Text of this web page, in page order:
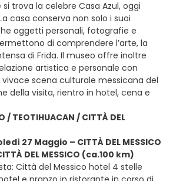
trova la celebre Casa Azul, oggi
casa conserva non solo i suoi
oggetti personali, fotografie e
di comprendere l’arte, la
di Frida. Il museo offre inoltre
artistica e personale con
vivace scena culturale messicana del
della visita, rientro in hotel, cena e
/ TEOTIHUACAN / CITTÀ DEL
27 Maggio – CITTÀ DEL MESSICO
DEL MESSICO (ca.100 km)
Città del Messico hotel 4 stelle